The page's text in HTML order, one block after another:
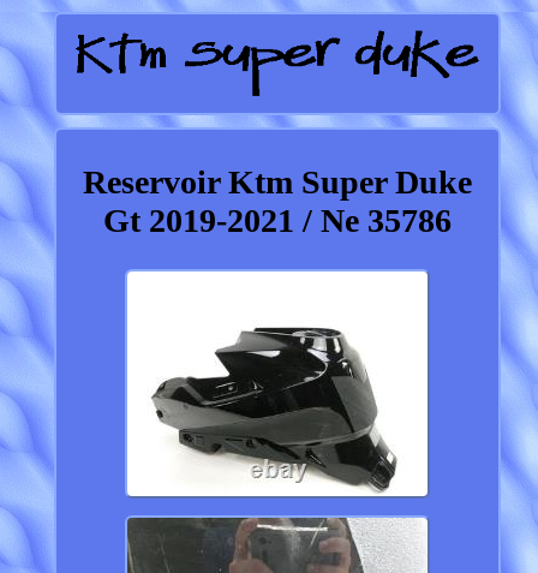
Reservoir Ktm Super Duke
Gt 2019-2021 / Ne 35786